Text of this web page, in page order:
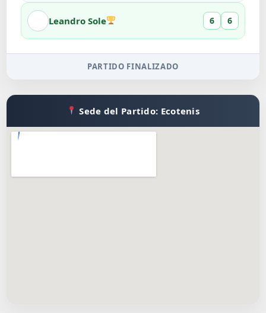
Leandro Sole 6 6
PARTIDO FINALIZADO
Sede del Partido: Ecotenis